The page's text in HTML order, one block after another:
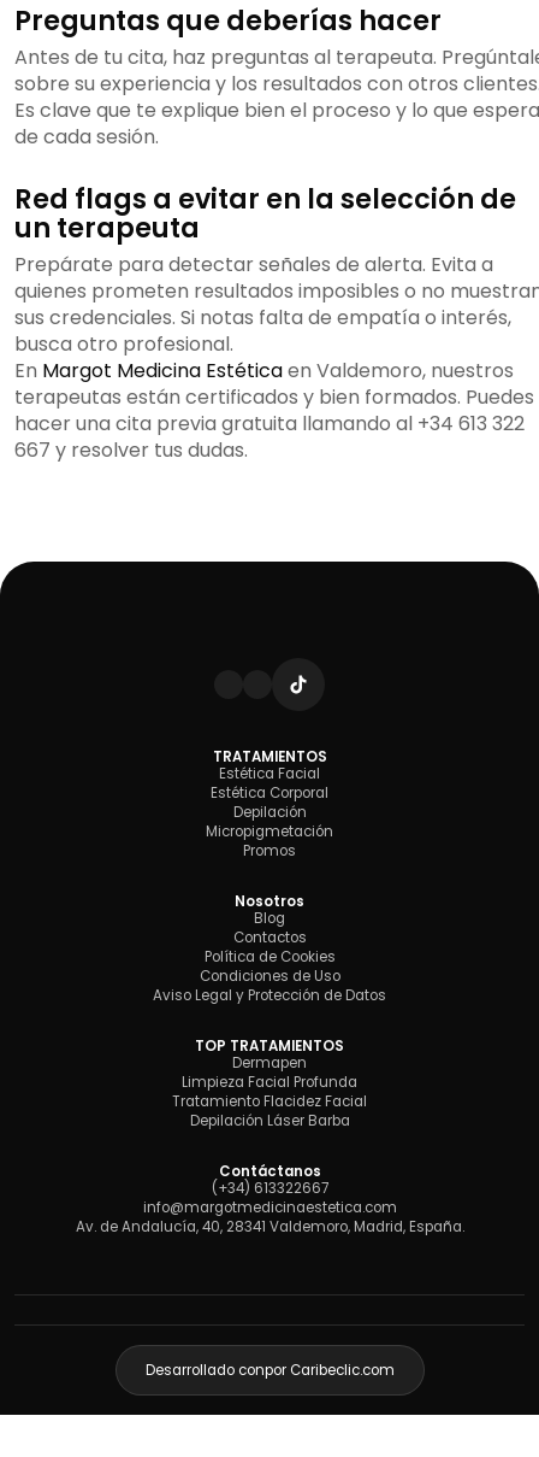
Preguntas que deberías hacer
Antes de tu cita, haz preguntas al terapeuta.
sobre su experiencia y los resultados con otros
Es clave que te explique bien el proceso y lo que
de cada sesión.
Red flags a evitar en la selección de
un terapeuta
Prepárate para detectar señales de alerta. Evita a
quienes prometen resultados imposibles o no
sus credenciales. Si notas falta de empatía o interés,
busca otro profesional.
En Margot Medicina Estéticaen Valdemoro, nuestros
terapeutas están certificados y bien formados. Puedes
hacer una cita previa gratuita llamando al +34 613 322
667 y resolver tus dudas.
TRATAMIENTOS
Estética Facial
Estética Corporal
Depilación
Micropigmetación
Promos
Nosotros
Blog
Contactos
Política de Cookies
Condiciones de Uso
Aviso Legal y Protección de Datos
TOP TRATAMIENTOS
Dermapen
Limpieza Facial Profunda
Tratamiento Flacidez Facial
Depilación Láser Barba
Contáctanos
(+34) 613322667
info@margotmedicinaestetica.com
Av. de Andalucía, 40, 28341 Valdemoro, Madrid, España.
Desarrollado conpor Caribeclic.com